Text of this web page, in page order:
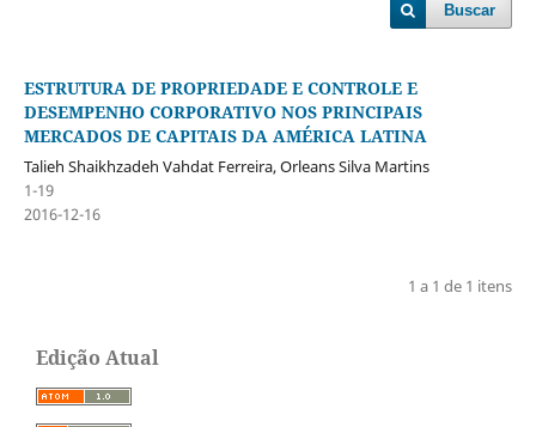
Buscar
ESTRUTURA DE PROPRIEDADE E CONTROLE E
DESEMPENHO CORPORATIVO NOS PRINCIPAIS
MERCADOS DE CAPITAIS DA AMÉRICA LATINA
Talieh Shaikhzadeh Vahdat Ferreira, Orleans Silva Martins
1-19
2016-12-16
1 a 1 de 1 itens
Edição Atual